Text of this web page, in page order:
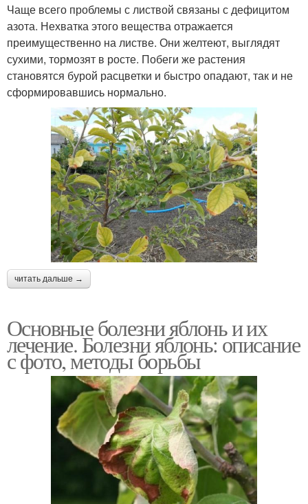
Чаще всего проблемы с листвой связаны с дефицитом
азота. Нехватка этого вещества отражается
преимущественно на листве. Они желтеют, выглядят
сухими, тормозят в росте. Побеги же растения
становятся бурой расцветки и быстро опадают, так и не
сформировавшись нормально.
читать дальше →
Основные болезни яблонь и их
лечение. Болезни яблонь: описание
с фото, методы борьбы